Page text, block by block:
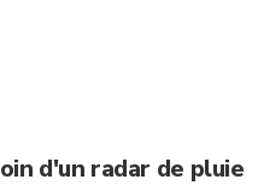
d'un radar de pluie